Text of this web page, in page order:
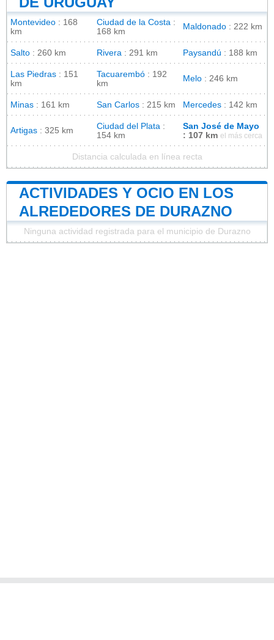
Montevideo : 168
km
Ciudad de la Costa :
168 km
Maldonado : 222 km
Salto : 260 km Rivera : 291 km Paysandú : 188 km
Las Piedras : 151
km
Tacuarembó : 192
km
Melo : 246 km
Minas : 161 km San Carlos : 215 km Mercedes : 142 km
Artigas : 325 km Ciudad del Plata :
154 km
San José de Mayo
: 107 km el más cerca
Distancia calculada en línea recta
ACTIVIDADES Y OCIO EN LOS
ALREDEDORES DE DURAZNO
Ninguna actividad registrada para el municipio de Durazno